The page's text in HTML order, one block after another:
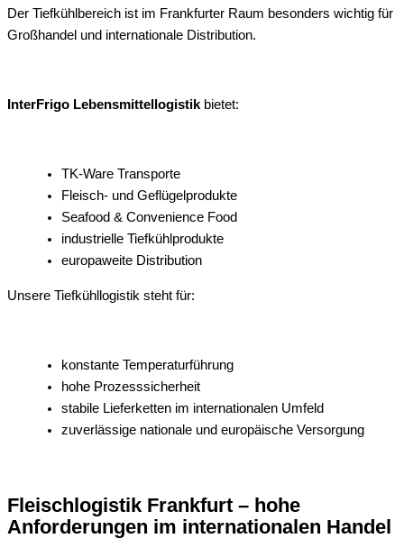
Der Tiefkühlbereich ist im Frankfurter Raum besonders wichtig für
Großhandel und internationale Distribution.
InterFrigo Lebensmittellogistik bietet:
TK-Ware Transporte
Fleisch- und Geflügelprodukte
Seafood & Convenience Food
industrielle Tiefkühlprodukte
europaweite Distribution
Unsere Tiefkühllogistik steht für:
konstante Temperaturführung
hohe Prozesssicherheit
stabile Lieferketten im internationalen Umfeld
zuverlässige nationale und europäische Versorgung
Fleischlogistik Frankfurt – hohe
Anforderungen im internationalen Handel